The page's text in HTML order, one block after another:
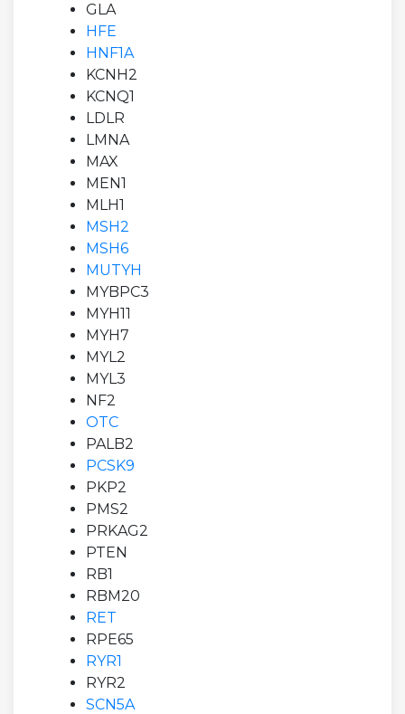
GLA
HFE
HNF1A
KCNH2
KCNQ1
LDLR
LMNA
MAX
MEN1
MLH1
MSH2
MSH6
MUTYH
MYBPC3
MYH11
MYH7
MYL2
MYL3
NF2
OTC
PALB2
PCSK9
PKP2
PMS2
PRKAG2
PTEN
RB1
RBM20
RET
RPE65
RYR1
RYR2
SCN5A